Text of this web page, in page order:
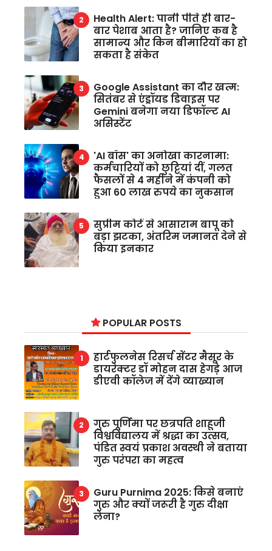
Health Alert: पानी पीते ही बार-
बार पेशाब आता है? जानिए कब है
सामान्य और किन बीमारियों का हो
सकता है संकेत
Google Assistant का दौर खत्म:
सितंबर से एंड्रॉयड डिवाइस पर
Gemini बनेगा नया डिफॉल्ट AI
असिस्टेंट
'AI बॉस' का अनोखा कारनामा:
कर्मचारियों को छुट्टियां दीं, गलत
फैसलों से 4 महीने में कंपनी को
हुआ 60 लाख रुपये का नुकसान
सुप्रीम कोर्ट से आसाराम बापू को
बड़ा झटका, अंतरिम जमानत देने से
किया इनकार
POPULAR POSTS
हार्टफुलनेस रिसर्च सेंटर मैसूर के
डायरेक्टर डॉ मोहन दास हेगड़े आज
डीएवी कॉलेज में देंगे व्याख्यान
गुरु पूर्णिमा पर छत्रपति शाहूजी
विश्वविद्यालय में श्रद्धा का उत्सव,
पंडित स्वयं प्रकाश अवस्थी ने बताया
गुरु परंपरा का महत्व
Guru Purnima 2025: किसे बनाएं
गुरु और क्यों जरूरी है गुरु दीक्षा
लेना?